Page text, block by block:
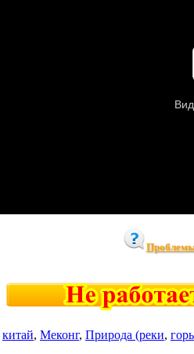
Проблемы
китай, Меконг, Природа (реки,